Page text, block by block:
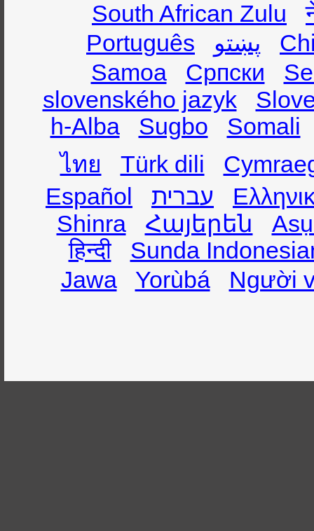
South African Zulu
Português
پښتو
Samoa
Српски
slovenského jazyk
h-Alba
Sugbo
Somali
ไทย
Türk dili
Español
עברית
Shinra
Հայերեն
हिन्दी
Sunda
Jawa
Yorùbá Người